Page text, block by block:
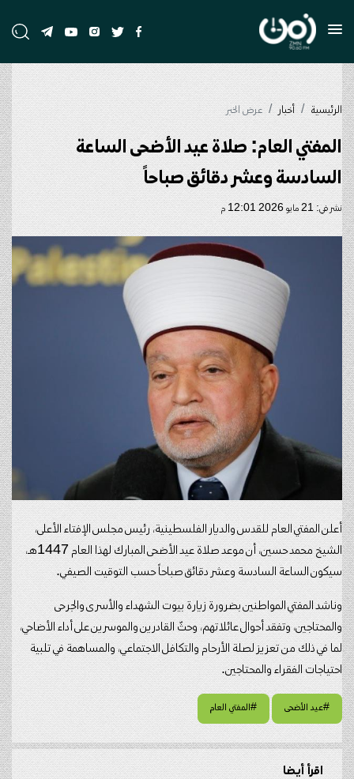
الرئيسية أخبار عرض الخبر
المفتي العام: صلاة عيد الأضحى الساعة
السادسة وعشر دقائق صباحاً
نشر في: 21 مايو 2026 12:01 م
أعلن المفتي العام للقدس والديار الفلسطينية، رئيس مجلس الإفتاء الأعلى،
الشيخ محمد حسين، أن موعد صلاة عيد الأضحى المبارك لهذا العام 1447هـ،
سيكون الساعة السادسة وعشر دقائق صباحاً حسب التوقيت الصيفي.
وناشد المفتي المواطنين بضرورة زيارة بيوت الشهداء والأسرى والجرحى
والمحتاجين، وتفقد أحوال عائلاتهم، وحثّ القادرين والموسرين على أداء الأضاحي،
لما في ذلك من تعزيز لصلة الأرحام والتكافل الاجتماعي، والمساهمة في تلبية
احتياجات الفقراء والمحتاجين.
#عيد الأضحى #المفتي العام
اقرأ أيضا